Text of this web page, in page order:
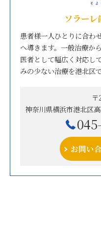
ソラーレ
患者様一人ひとりに合わ
へ導きます。一般治療か
医者として幅広く対応し
みの少ない治療を港北区
神奈川県横浜市港北区
お問い